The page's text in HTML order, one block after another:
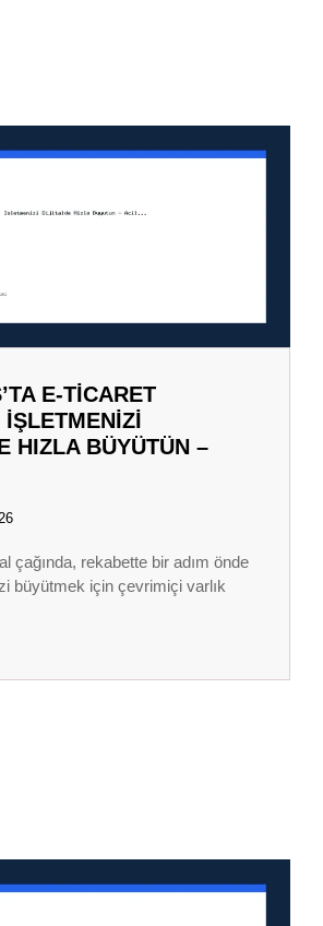
E-TICARET
HIZLA BÜYÜTÜN –
çağında, rekabette bir adım önde
büyütmek için çevrimiçi varlık